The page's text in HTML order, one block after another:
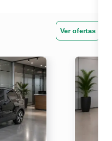
Ver ofertas